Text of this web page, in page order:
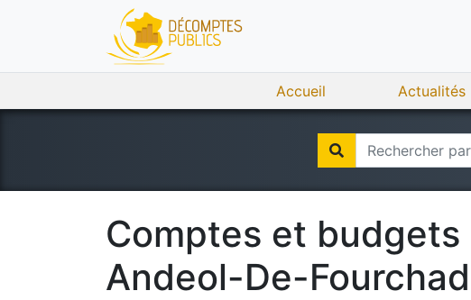
Accueil Actualités
Comptes et budgets
Andeol-De-